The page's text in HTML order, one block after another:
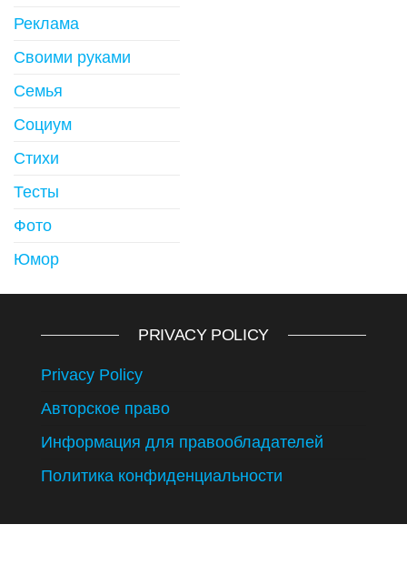
Реклама
Своими руками
Семья
Социум
Стихи
Тесты
Фото
Юмор
PRIVACY POLICY
Privacy Policy
Авторское право
Информация для правообладателей
Политика конфиденциальности